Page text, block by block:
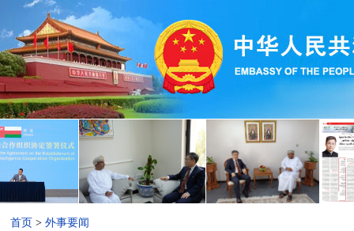
首页 > 外事要闻